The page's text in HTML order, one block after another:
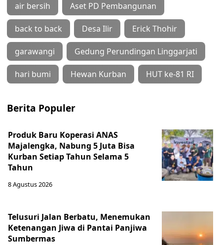
air bersih Aset PD Pembangunan
back to back Desa Ilir Erick Thohir
garawangi Gedung Perundingan Linggarjati
hari bumi Hewan Kurban HUT ke-81 RI
Berita Populer
Produk Baru Koperasi ANAS
Majalengka, Nabung 5 Juta Bisa
Kurban Setiap Tahun Selama 5
Tahun
8 Agustus 2026
Telusuri Jalan Berbatu, Menemukan
Ketenangan Jiwa di Pantai Panjiwa
Sumbermas